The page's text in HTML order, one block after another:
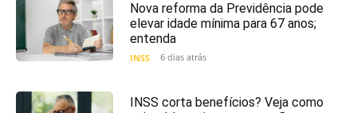
Nova reforma da Previdência pode
elevar idade mínima para 67 anos;
entenda
INSS 6 dias atrás
INSS corta benefícios? Veja como